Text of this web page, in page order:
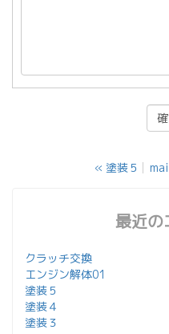
« 塗装５
最近の
クラッチ交換
エンジン解体01
塗装５
塗装４
塗装３